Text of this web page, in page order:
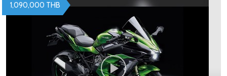
1,090,000 THB